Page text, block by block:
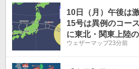
風シミュレーショ
10日（月）午後は
15号は異例のコー
に東北・関東上陸
ウェザーマップ23分前